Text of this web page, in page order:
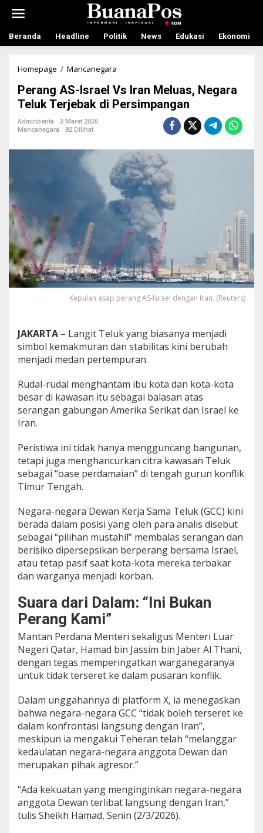
t
Beranda Headline Politik News Edukasi Ekonomi
Homepage / Mancanegara
r
a
n
I
s
r
a
e
l
I
r
a
n
M
e
a
s
N
g
a
r
l
u
k
j
e
b
a
k
d
e
r
m
p
a
n
n
Perang AS-Israel Vs Iran Meluas, Negara
Teluk Terjebak di Persimpangan
Adminberita
3 Maret 2026
Mancanegara
82 Dilihat
Kepulan asap perang AS-Israel dengan Iran. (Reuters)
JAKARTA – Langit Teluk yang biasanya menjadi
simbol kemakmuran dan stabilitas kini berubah
menjadi medan pertempuran.
Rudal-rudal menghantam ibu kota dan kota-kota
besar di kawasan itu sebagai balasan atas
serangan gabungan Amerika Serikat dan Israel ke
Iran.
Peristiwa ini tidak hanya mengguncang bangunan,
tetapi juga menghancurkan citra kawasan Teluk
sebagai “oase perdamaian” di tengah gurun konflik
Timur Tengah.
Negara-negara Dewan Kerja Sama Teluk (GCC) kini
berada dalam posisi yang oleh para analis disebut
sebagai “pilihan mustahil” membalas serangan dan
berisiko dipersepsikan berperang bersama Israel,
atau tetap pasif saat kota-kota mereka terbakar
dan warganya menjadi korban.
Suara dari Dalam: “Ini Bukan
Perang Kami”
Mantan Perdana Menteri sekaligus Menteri Luar
Negeri Qatar, Hamad bin Jassim bin Jaber Al Thani,
dengan tegas memperingatkan warganegaranya
untuk tidak terseret ke dalam pusaran konflik.
Dalam unggahannya di platform X, ia menegaskan
bahwa negara-negara GCC “tidak boleh terseret ke
dalam konfrontasi langsung dengan Iran”,
meskipun ia mengakui Teheran telah “melanggar
kedaulatan negara-negara anggota Dewan dan
merupakan pihak agresor.”
“Ada kekuatan yang menginginkan negara-negara
anggota Dewan terlibat langsung dengan Iran,”
tulis Sheikh Hamad, Senin (2/3/2026).